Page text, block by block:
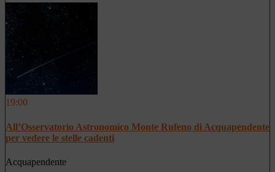
19:00
All’Osservatorio Astronomico Monte Rufeno di Acquapendente
per vedere le stelle cadenti
Acquapendente